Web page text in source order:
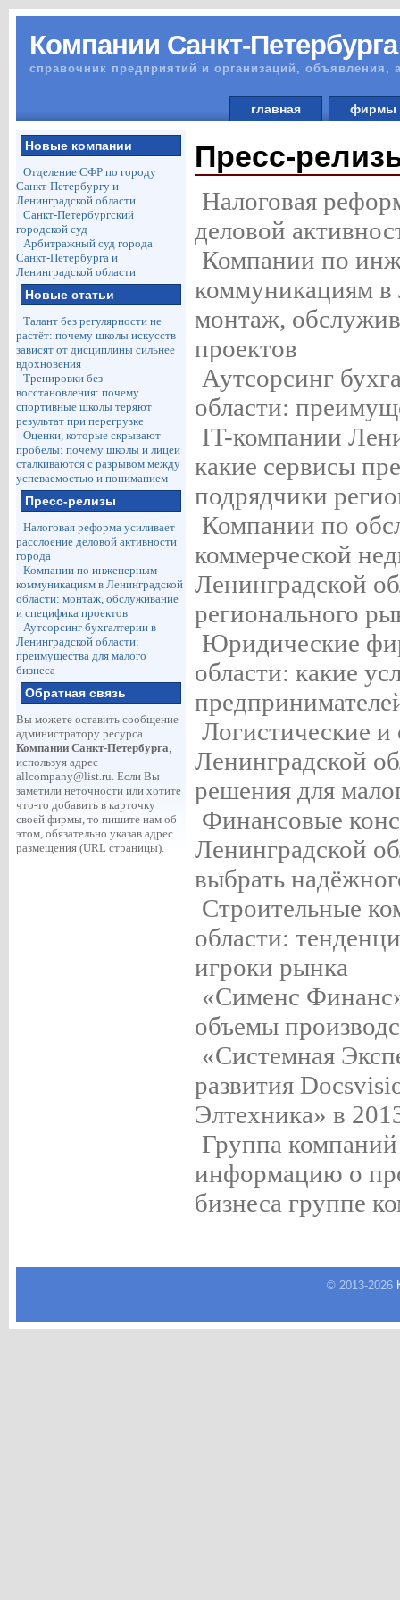
Компании Санкт-Петербурга
справочник предприятий и организаций, объявления,
главная
Новые компании
Отделение СФР по городу
Санкт-Петербургу и
Ленинградской области
Санкт-Петербургский
городской суд
Арбитражный суд города
Санкт-Петербурга и
Ленинградской области
Новые статьи
Талант без регулярности не
растёт: почему школы искусств
зависят от дисциплины сильнее
вдохновения
Тренировки без
восстановления: почему
спортивные школы теряют
результат при перегрузке
Оценки, которые скрывают
пробелы: почему школы и лицеи
сталкиваются с разрывом между
успеваемостью и пониманием
Пресс-релизы
Налоговая реформа усиливает
расслоение деловой активности
города
Компании по инженерным
коммуникациям в Ленинградской
области: монтаж, обслуживание
и специфика проектов
Аутсорсинг бухгалтерии в
Ленинградской области:
преимущества для малого
бизнеса
Обратная связь
Вы можете оставить сообщение
администратору ресурса
Компании Санкт-Петербурга,
используя адрес
allcompany@list.ru. Если Вы
заметили неточности или хотите
что-то добавить в карточку
своей фирмы, то пишите нам об
этом, обязательно указав адрес
размещения (URL страницы).
Пресс-
Налоговая
деловой
Компании по
коммуникациям в
монтаж,
проектов
Аутсорсинг
области:
IT-компании
какие сервисы
подрядчики
Компании по
коммерческой
Ленинградской
регионального
Юридические
области: какие
Логистические и
Ленинградской
решения для
Финансовые
Ленинградской
выбрать
Строительные
области:
игроки рынка
«Сименс
объемы
«Системная
развития
Элтехника» в
Группа
информацию о
бизнеса группе
© 2013-2026